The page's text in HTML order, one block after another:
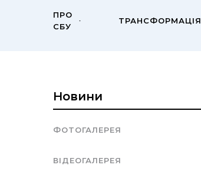
ПРО
СБУ
ТРАНСФОРМАЦІЯ
Новини
ФОТОГАЛЕРЕЯ
ВІДЕОГАЛЕРЕЯ